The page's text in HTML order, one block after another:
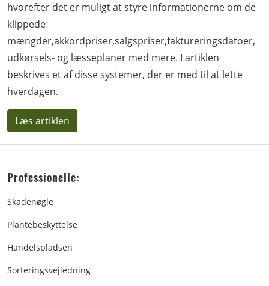
hvorefter det er muligt at styre informationerne om de
klippede
mængder,akkordpriser,salgspriser,faktureringsdatoer,
udkørsels- og læsseplaner med mere. I artiklen
beskrives et af disse systemer, der er med til at lette
hverdagen.
Læs artiklen
Professionelle:
Skadenøgle
Plantebeskyttelse
Handelspladsen
Sorteringsvejledning